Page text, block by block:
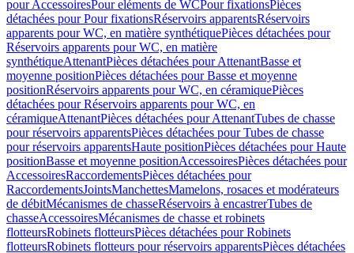
pour AccessoiresPour eléments de WCPour fixationsPièces
détachées pour Pour fixationsRéservoirs apparentsRéservoirs
apparents pour WC, en matière synthétiquePièces détachées pour
Réservoirs apparents pour WC, en matière
synthétiqueAttenantPièces détachées pour AttenantBasse et
moyenne positionPièces détachées pour Basse et moyenne
positionRéservoirs apparents pour WC, en céramiquePièces
détachées pour Réservoirs apparents pour WC, en
céramiqueAttenantPièces détachées pour AttenantTubes de chasse
pour réservoirs apparentsPièces détachées pour Tubes de chasse
pour réservoirs apparentsHaute positionPièces détachées pour Haute
positionBasse et moyenne positionAccessoiresPièces détachées pour
AccessoiresRaccordementsPièces détachées pour
RaccordementsJointsManchettesMamelons, rosaces et modérateurs
de débitMécanismes de chasseRéservoirs à encastrerTubes de
chasseAccessoiresMécanismes de chasse et robinets
flotteursRobinets flotteursPièces détachées pour Robinets
flotteursRobinets flotteurs pour réservoirs apparentsPièces détachées